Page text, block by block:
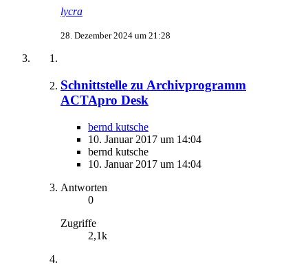
lycra
28. Dezember 2024 um 21:28
Schnittstelle zu Archivprogramm
ACTApro Desk
bernd kutsche
10. Januar 2017 um 14:04
bernd kutsche
10. Januar 2017 um 14:04
Antworten
0
Zugriffe
2,1k